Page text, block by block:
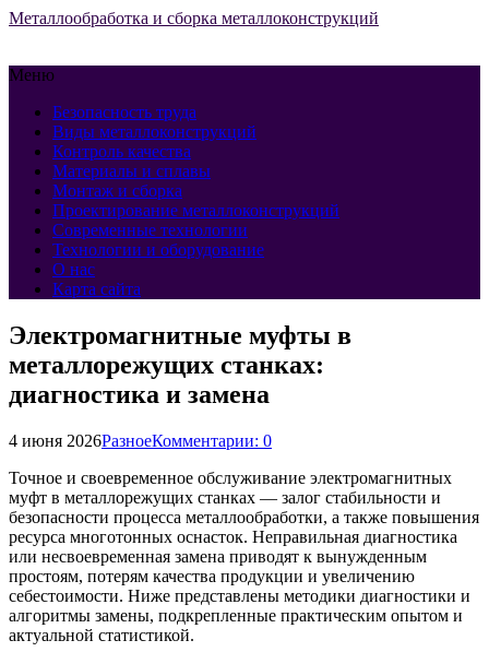
Металлообработка и сборка металлоконструкций
Меню
Безопасность труда
Виды металлоконструкций
Контроль качества
Материалы и сплавы
Монтаж и сборка
Проектирование металлоконструкций
Современные технологии
Технологии и оборудование
О нас
Карта сайта
Электромагнитные муфты в
металлорежущих станках:
диагностика и замена
4 июня 2026РазноеКомментарии: 0
Точное и своевременное обслуживание электромагнитных
муфт в металлорежущих станках — залог стабильности и
безопасности процесса металлообработки, а также повышения
ресурса многотонных оснасток. Неправильная диагностика
или несвоевременная замена приводят к вынужденным
простоям, потерям качества продукции и увеличению
себестоимости. Ниже представлены методики диагностики и
алгоритмы замены, подкрепленные практическим опытом и
актуальной статистикой.